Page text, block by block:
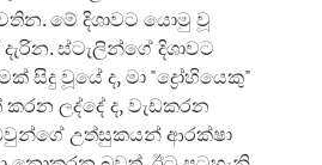
මේ දිශාවට යොමු වූ
ස්ටැලින්ගේ දිශාවට
සිදු වූයේ ද, මා "ද්‍රෝහියෙකු"
කරන ලද්දේ ද, වැඩකරන
උත්සුකයන් ආරක්ෂා